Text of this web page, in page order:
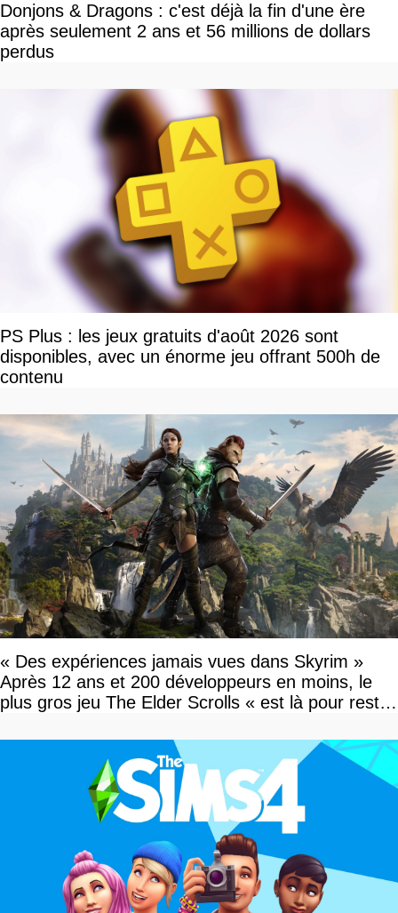
Donjons & Dragons : c'est déjà la fin d'une ère
après seulement 2 ans et 56 millions de dollars
perdus
PS Plus : les jeux gratuits d'août 2026 sont
disponibles, avec un énorme jeu offrant 500h de
contenu
« Des expériences jamais vues dans Skyrim »
Après 12 ans et 200 développeurs en moins, le
plus gros jeu The Elder Scrolls « est là pour rester